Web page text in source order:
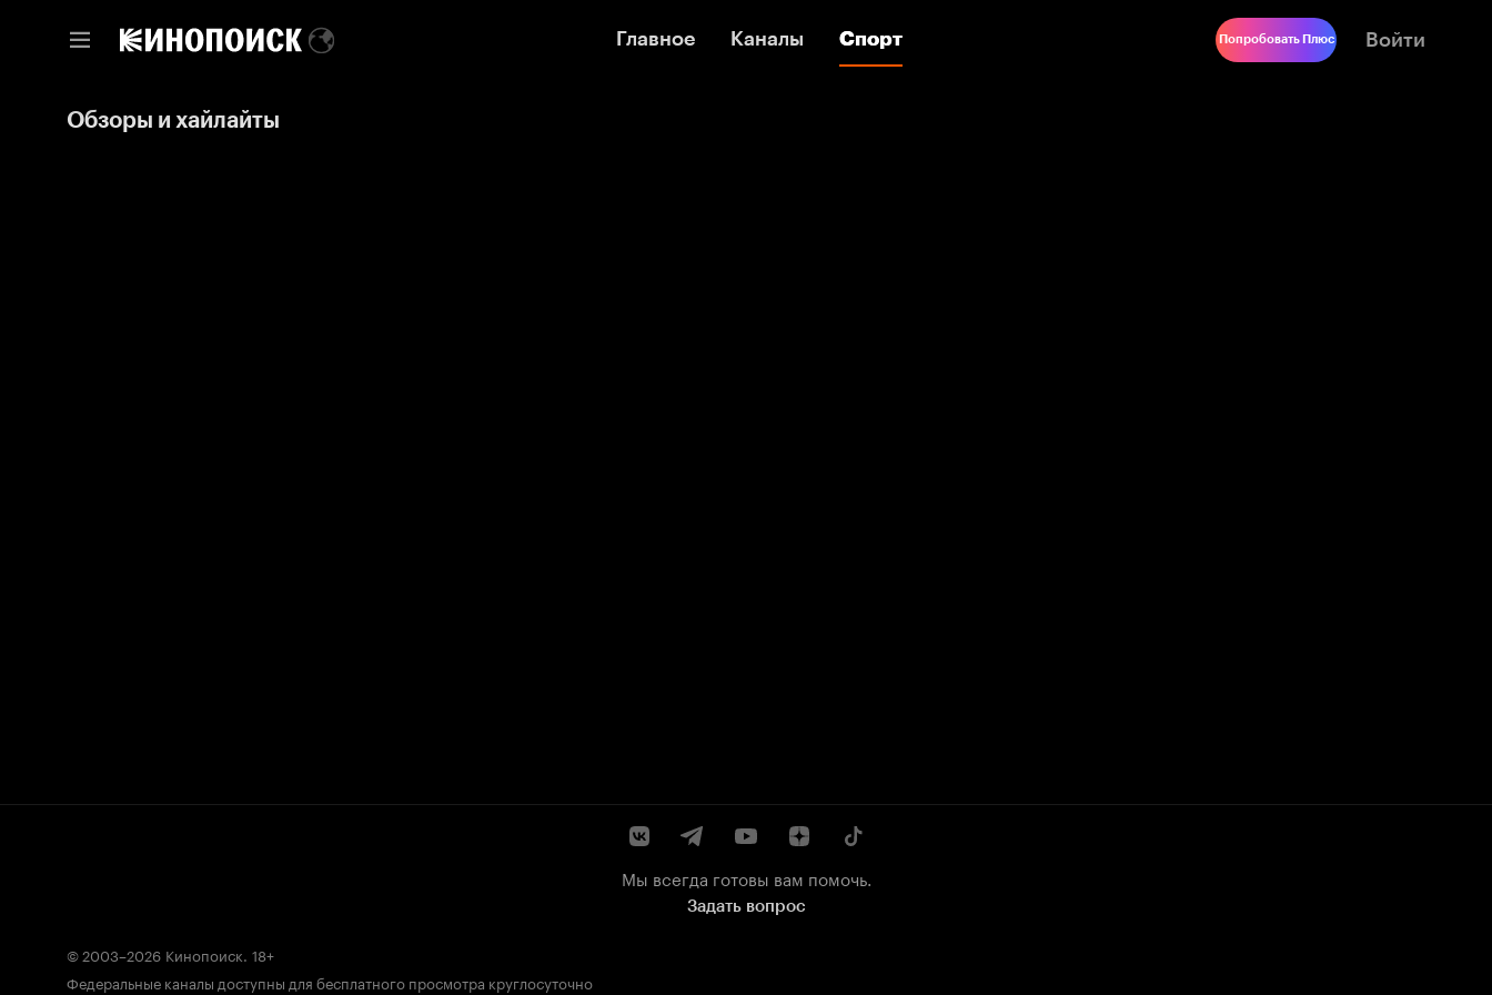
Главное Каналы Спорт
Главное Каналы Спорт Попробовать Плюс Войти
Обзоры и хайлайты
Мы всегда готовы вам помочь.
Задать вопрос
© 2003–2026 Кинопоиск. 18+
Федеральные каналы доступны для бесплатного просмотра круглосуточно